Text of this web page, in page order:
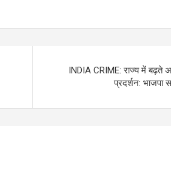
INDIA CRIME: राज्य में बढ़ते
प्रदर्शन: भाजपा